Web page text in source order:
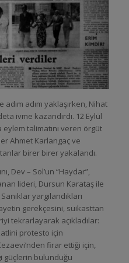
adım yaklaşırken, Nihat
ivme kazandırdı. 12 Eylül
talimatını veren örgüt
Ahmet Karlangaç ve
birer birer yakalandı.
Dev – Sol’un “Haydar”,
lideri, Dursun Karataş ile
yargılandıkları
gerekçesini, suikasttan
tekrarlayarak açıkladılar:
protesto için
firar ettiği için,
güçlerin bulunduğu